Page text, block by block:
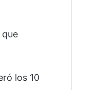
los 10